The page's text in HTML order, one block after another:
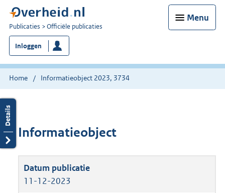
Menu
U
bent
nu
hier:
Publicaties Officiële publicaties
Inloggen
Home Informatieobject 2023, 3734
Informatieobject
11-12-2023